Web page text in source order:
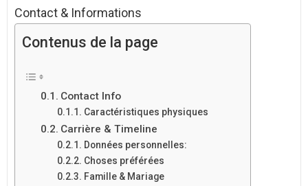
Contact & Informations
Contenus de la page
Contact Info
Caractéristiques physiques
Carrière & Timeline
Données personnelles:
Choses préférées
Famille & Mariage